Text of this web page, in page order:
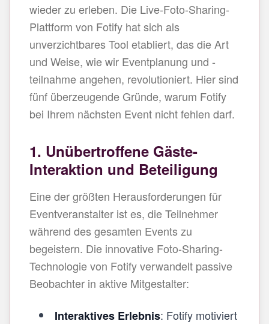
wieder zu erleben. Die Live-Foto-Sharing-
Plattform von Fotify hat sich als
unverzichtbares Tool etabliert, das die Art
und Weise, wie wir Eventplanung und -
teilnahme angehen, revolutioniert. Hier sind
fünf überzeugende Gründe, warum Fotify
bei Ihrem nächsten Event nicht fehlen darf.
1. Unübertroffene Gäste-
Interaktion und Beteiligung
Eine der größten Herausforderungen für
Eventveranstalter ist es, die Teilnehmer
während des gesamten Events zu
begeistern. Die innovative Foto-Sharing-
Technologie von Fotify verwandelt passive
Beobachter in aktive Mitgestalter:
Interaktives Erlebnis: Fotify motiviert